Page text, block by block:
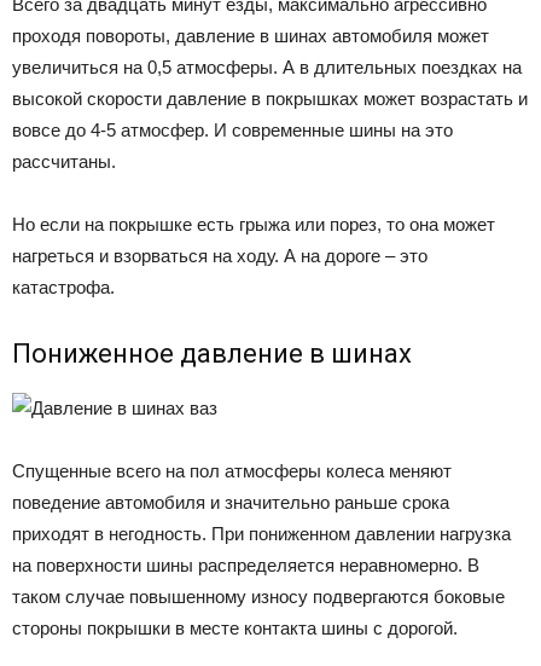
проходя повороты, давление в шинах автомобиля может
увеличиться на 0,5 атмосферы. А в длительных поездках на
высокой скорости давление в покрышках может возрастать и
вовсе до 4-5 атмосфер. И современные шины на это
рассчитаны.
Но если на покрышке есть грыжа или порез, то она может
нагреться и взорваться на ходу. А на дороге – это
катастрофа.
Пониженное давление в шинах
Спущенные всего на пол атмосферы колеса меняют
поведение автомобиля и значительно раньше срока
приходят в негодность. При пониженном давлении нагрузка
на поверхности шины распределяется неравномерно. В
таком случае повышенному износу подвергаются боковые
стороны покрышки в месте контакта шины с дорогой.